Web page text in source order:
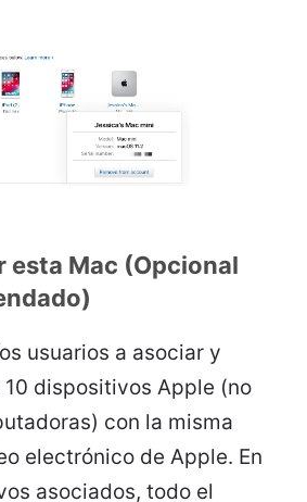
esta Mac (Opcional
usuarios a asociar y
dispositivos Apple (no
con la misma
electrónico de Apple. En
asociados, todo el